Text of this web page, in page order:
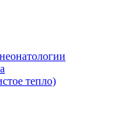
тепло)